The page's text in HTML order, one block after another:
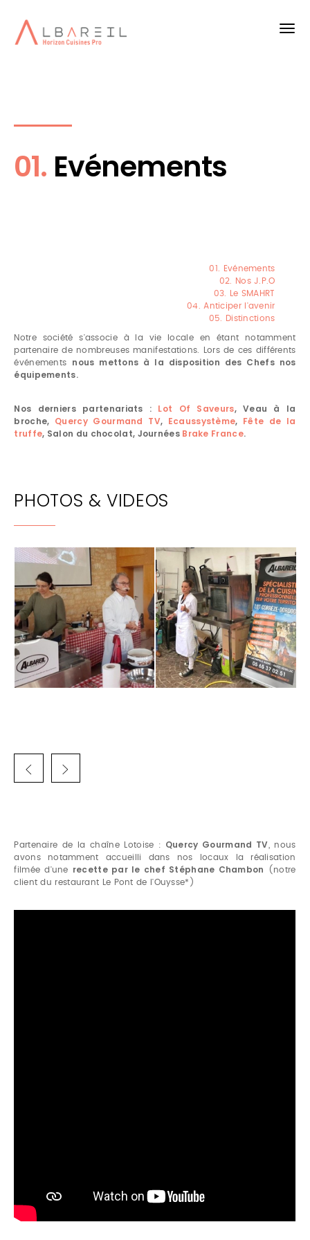
01. Evénements
01. Evénements
02. Nos J.P.O
03. Le SMAHRT
04. Anticiper l'avenir
05. Distinctions
Notre société s'associe à la vie locale en étant notamment
partenaire de nombreuses manifestations. Lors de ces différents
événements nous mettons à la disposition des Chefs nos
équipements.
Nos derniers partenariats : Lot Of Saveurs, Veau à la
broche, Quercy Gourmand TV, Ecaussystème, Fête de la
truffe, Salon du chocolat, Journées Brake France.
PHOTOS & VIDEOS
Partenaire de la chaîne Lotoise : Quercy Gourmand TV , nous
avons notamment accueilli dans nos locaux la réalisation
filmée d'une recette par le chef Stéphane Chambon
(notre
client du restaurant Le Pont de l'Ouysse*)